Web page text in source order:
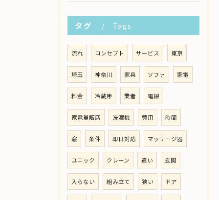
タグ Tags
流れ コンセプト サービス 東京
埼玉 神奈川 家具 ソファ 家電
料金 冷蔵庫 業者 電線
家電量販店 洗濯機 費用 時間
窓 条件 即日対応 マッサージ器
ユニック クレーン 違い 玄関
入らない 組み立て 狭い ドア